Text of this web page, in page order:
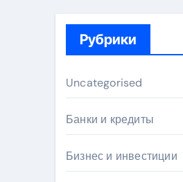
Рубрики
Uncategorised
Банки и кредиты
Бизнес и инвестиции